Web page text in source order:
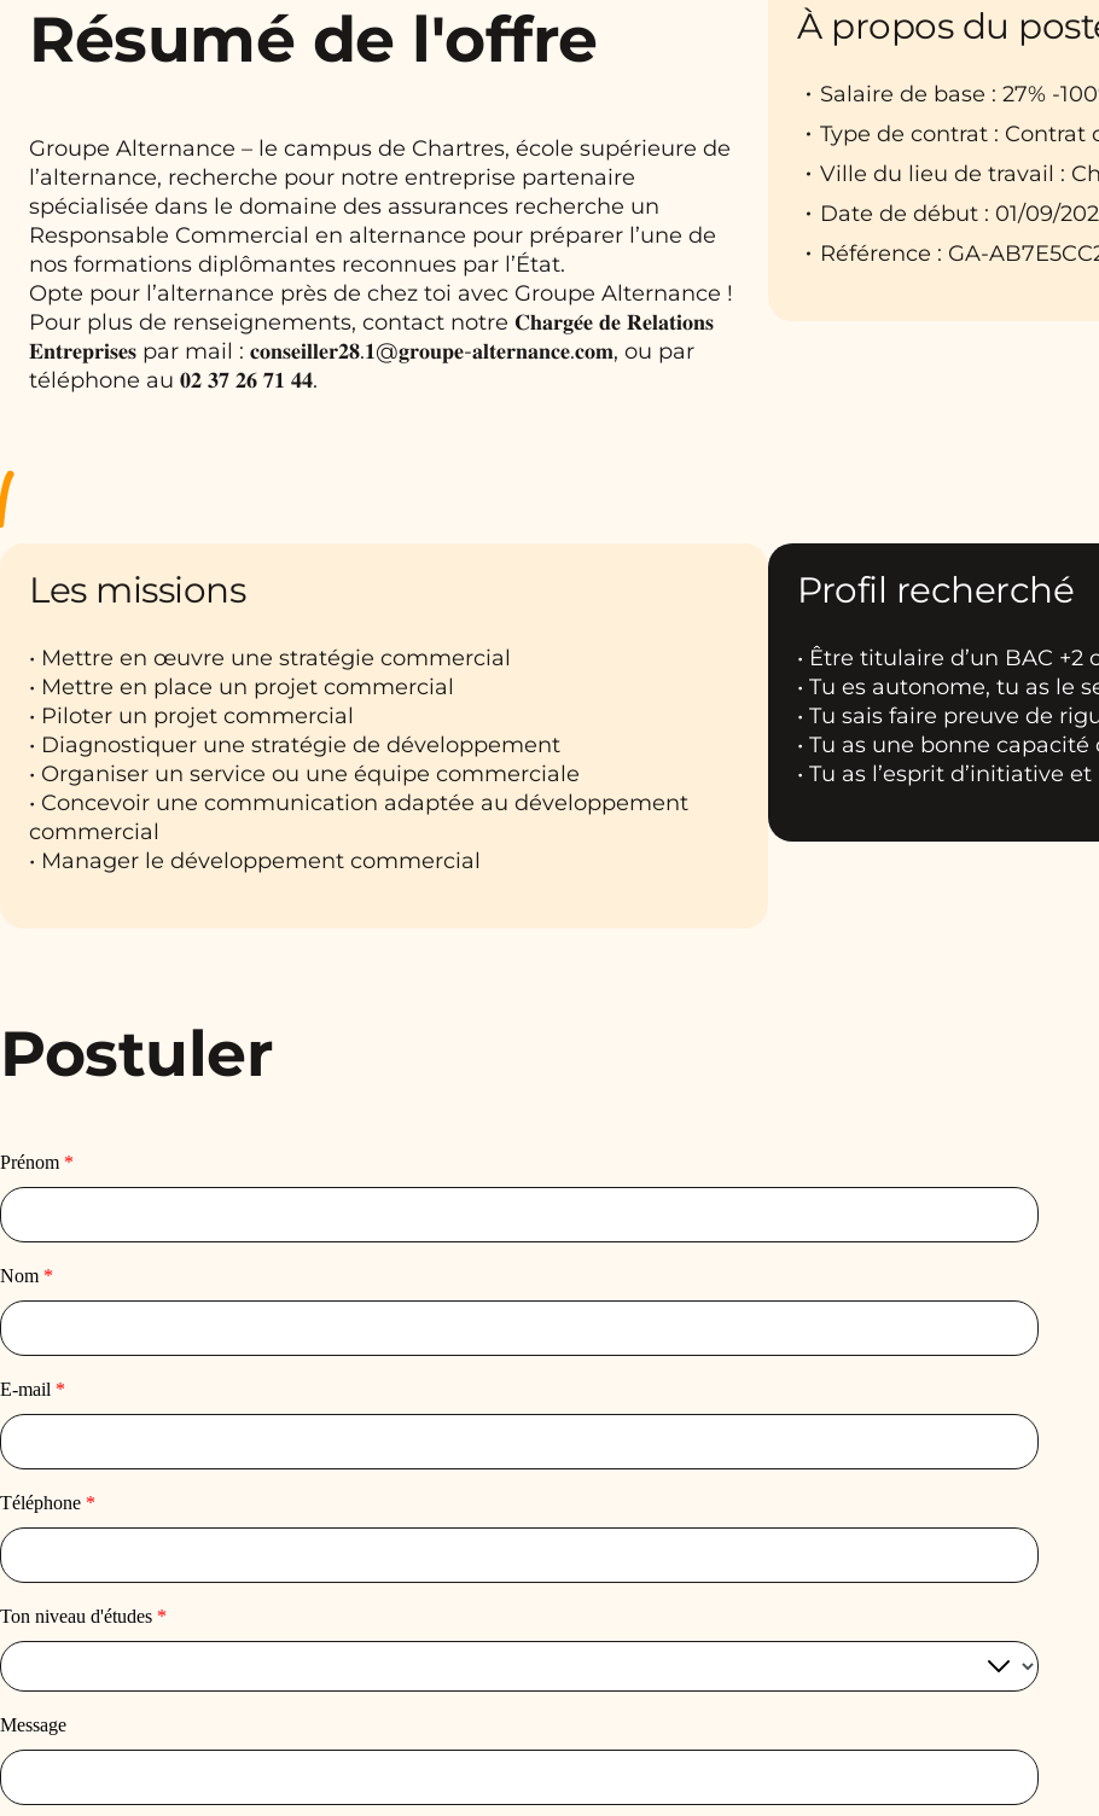
Résumé de l'offre
Groupe Alternance – le campus de Chartres, école supérieure de
l’alternance, recherche pour notre entreprise partenaire
spécialisée dans le domaine des assurances recherche un
Responsable Commercial en alternance pour préparer l’une de
nos formations diplômantes reconnues par l’État.
Opte pour l’alternance près de chez toi avec Groupe Alternance !
Pour plus de renseignements, contact notre 𝐂𝐡𝐚𝐫𝐠𝐞́𝐞 𝐝𝐞 𝐑𝐞𝐥𝐚𝐭𝐢𝐨𝐧𝐬
𝐄𝐧𝐭𝐫𝐞𝐩𝐫𝐢𝐬𝐞𝐬 par mail : 𝐜𝐨𝐧𝐬𝐞𝐢𝐥𝐥𝐞𝐫𝟐𝟖.𝟏@𝐠𝐫𝐨𝐮𝐩𝐞-𝐚𝐥𝐭𝐞𝐫𝐧𝐚𝐧𝐜𝐞.𝐜𝐨𝐦, ou par
téléphone au 𝟎𝟐 𝟑𝟕 𝟐𝟔 𝟕𝟏 𝟒𝟒.
À propos du
Salaire de base : 27% -
Type de contrat : Contrat
Ville du lieu de travail :
Date de début : 01/09/
Référence : GA-
Les missions
• Mettre en œuvre une stratégie commercial
• Mettre en place un projet commercial
• Piloter un projet commercial
• Diagnostiquer une stratégie de développement
• Organiser un service ou une équipe commerciale
• Concevoir une communication adaptée au développement
commercial
• Manager le développement commercial
Profil recherché
• Être titulaire d’un BAC
• Tu es autonome, tu as le
• Tu sais faire preuve de
• Tu as une bonne capacité
• Tu as l’esprit d’initiative
Postuler